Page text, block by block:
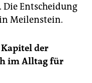
Entscheidung
Meilenstein.
der
im Alltag für